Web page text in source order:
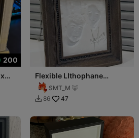
200
Flexible LIthophane
Picture Frame
SMT_M 🦊
 86 47